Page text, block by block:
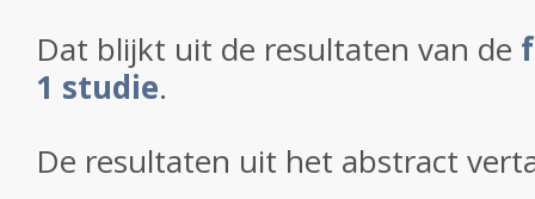
Dat blijkt uit de resultaten van de
1 studie.
De resultaten uit het abstract